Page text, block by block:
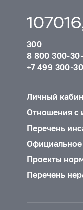
300
8 800 300-
+7 499 300-
Личный
Отношения с
Перечень
Официальное
Проекты
Перечень